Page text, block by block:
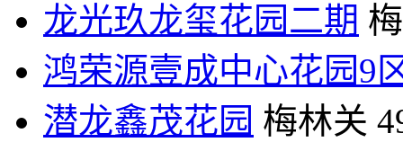
龙光玖龙玺花园二期
鸿荣源壹成中心花园9
潜龙鑫茂花园 梅林关